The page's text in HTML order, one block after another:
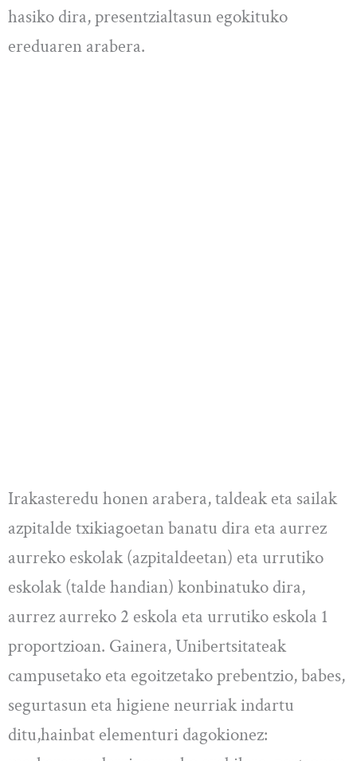
hasiko dira, presentzialtasun egokituko
ereduaren arabera.
Irakasteredu honen arabera, taldeak eta sailak
azpitalde txikiagoetan banatu dira eta aurrez
aurreko eskolak (azpitaldeetan) eta urrutiko
eskolak (talde handian) konbinatuko dira,
aurrez aurreko 2 eskola eta urrutiko eskola 1
proportzioan. Gainera, Unibertsitateak
campusetako eta egoitzetako prebentzio, babes,
segurtasun eta higiene neurriak indartu
ditu,hainbat elementuri dagokionez: